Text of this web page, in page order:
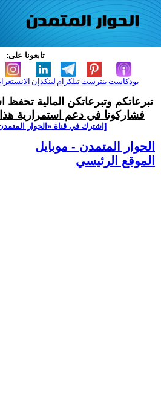
تابعونا على:
لينكدإن تيلكرامبنترست بودكاست
تبرعاتكم وتبرعاتكن المالية تحفظ
فشاركونا في دعم استمرارية هذا
[اشترك في قناة ‫«الحوار
الحوار المتمدن - موبايل
الموقع الرئيسي